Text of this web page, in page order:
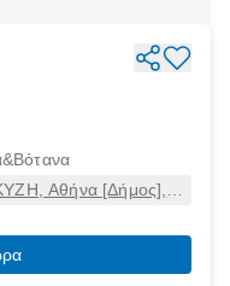
Αθήνα [Δήμος],